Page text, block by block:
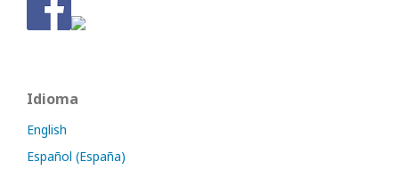
Idioma
English
Español (España)